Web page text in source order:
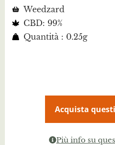
Weedzard
CBD: 99%
Quantità : 0.25g
Acquista
Più info su